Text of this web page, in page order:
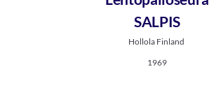
SALPIS
Hollola Finland
1969